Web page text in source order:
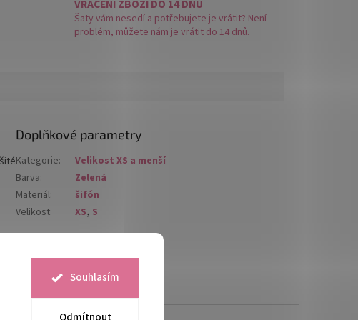
Souhlasím
VRÁCENÍ ZBOŽÍ DO 14 DNŮ
Šaty vám nesedí a potřebujete je vrátit? Není
problém, můžete nám je vrátit do 14 dnů.
Doplňkové parametry
Kategorie:
Velikost XS a menší
Barva:
Zelená
Materiál:
šifón
Velikost: XS, S